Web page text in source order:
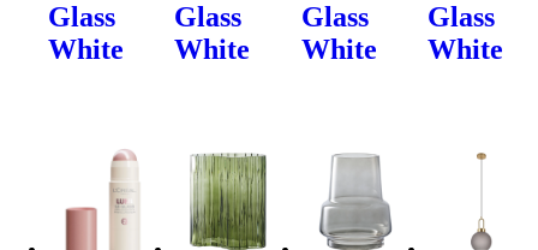
Glass
White
Glass
White
Glass
White
Glass
White